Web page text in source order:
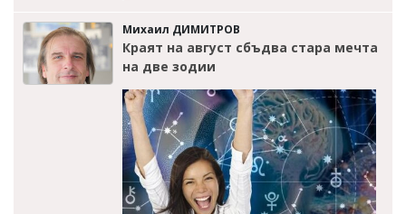
Михаил ДИМИТРОВ
Краят на август сбъдва стара мечта
на две зодии